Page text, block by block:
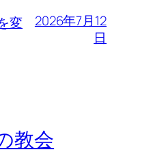
変
2026年7月12
日
教会